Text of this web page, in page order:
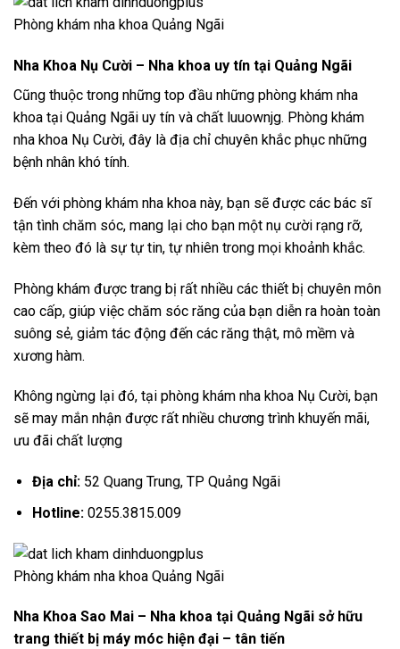
Phòng khám nha khoa Quảng Ngãi
Nha Khoa Nụ Cười – Nha khoa uy tín tại Quảng Ngãi
Cũng thuộc trong những top đầu những phòng khám nha
khoa tại Quảng Ngãi uy tín và chất luuownjg. Phòng khám
nha khoa Nụ Cười, đây là địa chỉ chuyên khắc phục những
bệnh nhân khó tính.
Đến với phòng khám nha khoa này, bạn sẽ được các bác sĩ
tận tình chăm sóc, mang lại cho bạn một nụ cười rạng rỡ,
kèm theo đó là sự tự tin, tự nhiên trong mọi khoảnh khắc.
Phòng khám được trang bị rất nhiều các thiết bị chuyên môn
cao cấp, giúp việc chăm sóc răng của bạn diễn ra hoàn toàn
suông sẻ, giảm tác động đến các răng thật, mô mềm và
xương hàm.
Không ngừng lại đó, tại phòng khám nha khoa Nụ Cười, bạn
sẽ may mắn nhận được rất nhiều chương trình khuyến mãi,
ưu đãi chất lượng
Địa chỉ:52 Quang Trung, TP Quảng Ngãi
Hotline:0255.3815.009
Phòng khám nha khoa Quảng Ngãi
Nha Khoa Sao Mai – Nha khoa tại Quảng Ngãi sở hữu
trang thiết bị máy móc hiện đại – tân tiến